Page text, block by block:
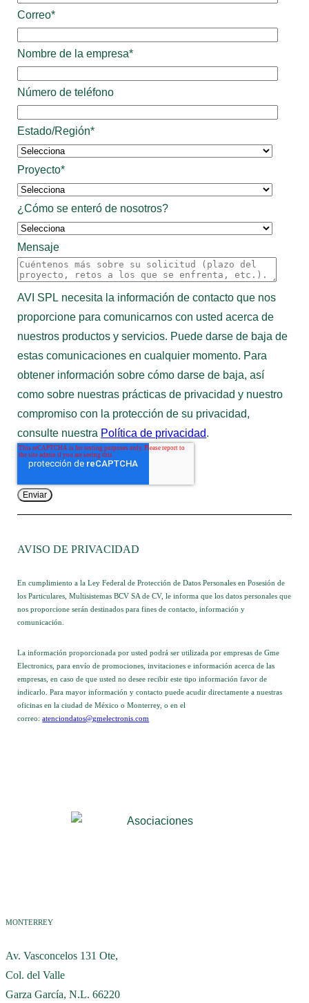
Correo*
Nombre de la empresa*
Número de teléfono
Estado/Región*
Proyecto*
¿Cómo se enteró de nosotros?
Mensaje
AVI SPL necesita la información de contacto que nos
proporcione para comunicarnos con usted acerca de
nuestros productos y servicios. Puede darse de baja de
estas comunicaciones en cualquier momento. Para
obtener información sobre cómo darse de baja, así
como sobre nuestras prácticas de privacidad y nuestro
compromiso con la protección de su privacidad,
consulte nuestra Política de privacidad.
AVISO DE PRIVACIDAD
En cumplimiento a la Ley Federal de Protección de Datos Personales en Posesión de
los Particulares, Multisistemas BCV SA de CV, le informa que los datos personales que
nos proporcione serán destinados para fines de contacto, información y
comunicación.
La información proporcionada por usted podrá ser utilizada por empresas de Gme
Electronics, para envío de promociones, invitaciones e información acerca de las
empresas, en caso de que usted no desee recibir este tipo información favor de
indicarlo. Para mayor información y contacto puede acudir directamente a nuestras
oficinas en la ciudad de México o Monterrey, o en el
correo:atenciondatos@gmelectronis.com
MONTERREY
Av. Vasconcelos 131 Ote,
Col. del Valle
Garza García, N.L. 66220